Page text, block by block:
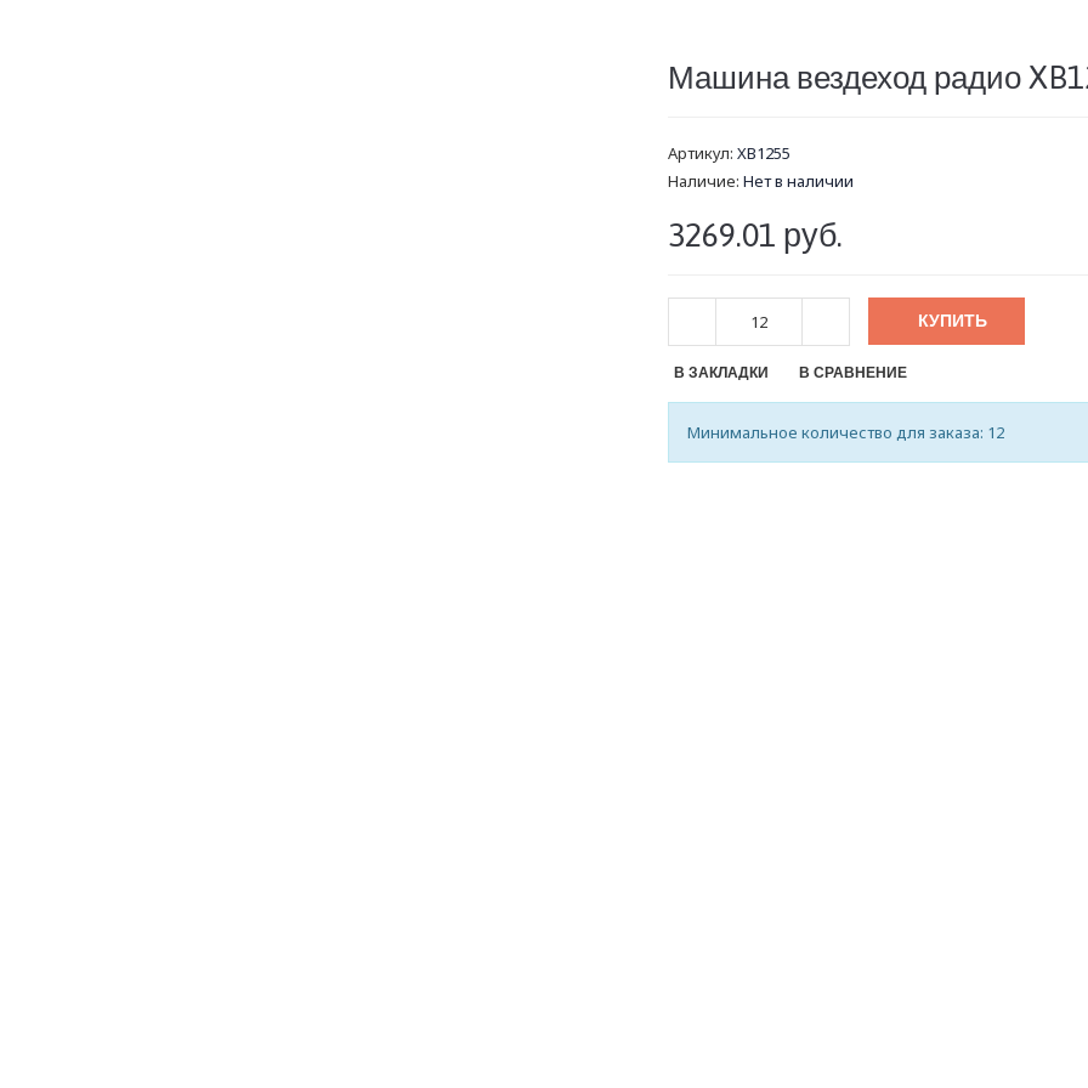
Машина вездеход радио
Артикул:XB1255
Наличие:Нет в наличии
3269.01 руб.
КУПИТЬ
В ЗАКЛАДКИ В СРАВНЕНИЕ
Минимальное количество для заказа: 12